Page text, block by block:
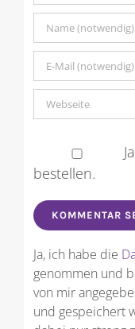
bestellen.
Ja, ich habe die
genommen und
von mir
und gespeichert